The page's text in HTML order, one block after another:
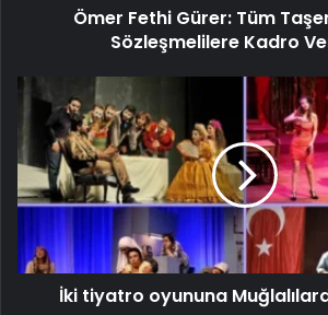
Ömer Fethi Gürer: Tüm
Sözleşmelilere Kadro
İki tiyatro oyununa